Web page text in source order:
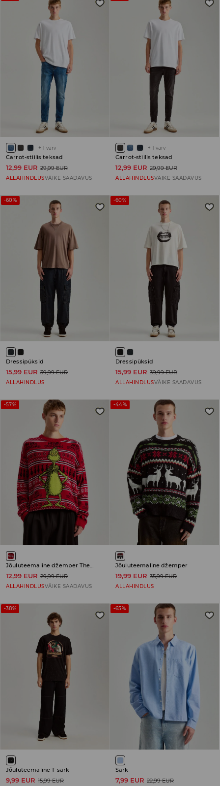
+ 1 värv
Carrot-stiilis teksad
12,99 EUR 29,99 EUR
ALLAHINDLUSVÄIKE SAADAVUS
+ 1 värv
Carrot-stiilis teksad
12,99 EUR 29,99 EUR
ALLAHINDLUSVÄIKE SAADAVUS
-60%
Dressipüksid
15,99 EUR 39,99 EUR
ALLAHINDLUS
-60%
Dressipüksid
15,99 EUR 39,99 EUR
ALLAHINDLUSVÄIKE SAADAVUS
-57%
Jõuluteemaline džemper The Grinch
12,99 EUR 29,99 EUR
ALLAHINDLUSVÄIKE SAADAVUS
-44%
Jõuluteemaline džemper
19,99 EUR 35,99 EUR
ALLAHINDLUS
-38%
Jõuluteemaline T-särk
9,99 EUR 15,99 EUR
-65%
Särk
7,99 EUR 22,99 EUR